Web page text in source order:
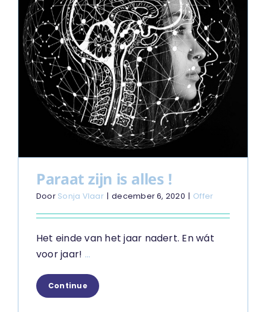
Paraat zijn is alles !
Door Sonja Vlaar | december 6, 2020 | Offer
Het einde van het jaar nadert. En wát
voor jaar! ...
Continue